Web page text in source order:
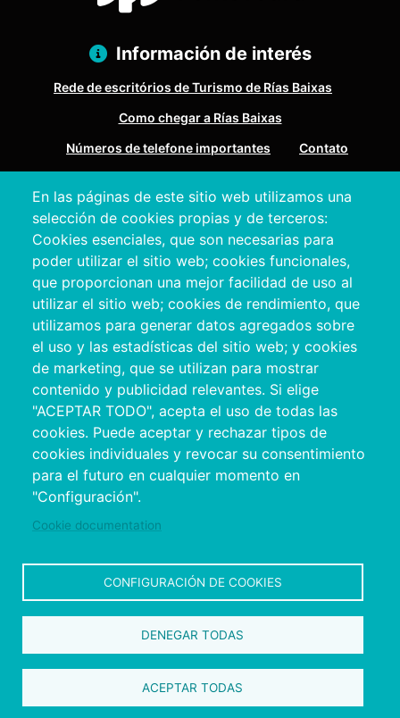
En las páginas de este sitio web utilizamos una
selección de cookies propias y de terceros:
Cookies esenciales, que son necesarias para
poder utilizar el sitio web; cookies funcionales,
que proporcionan una mejor facilidad de uso al
utilizar el sitio web; cookies de rendimiento, que
utilizamos para generar datos agregados sobre
el uso y las estadísticas del sitio web; y cookies
de marketing, que se utilizan para mostrar
contenido y publicidad relevantes. Si elige
"ACEPTAR TODO", acepta el uso de todas las
cookies. Puede aceptar y rechazar tipos de
cookies individuales y revocar su consentimiento
para el futuro en cualquier momento en
"Configuración".
Cookie documentation
CONFIGURACIÓN DE COOKIES
DENEGAR TODAS
ACEPTAR TODAS
Información de interés
Rede de escritórios de Turismo de Rías Baixas
Como chegar a Rías Baixas
Números de telefone importantes
Contato
Pazo Deputación Provincial. Avda. Montero Ríos, s/n - 36071
Pontevedra
+34 986 804 100 | +34 986 804 124
Copyright © 2026. Conselho Provincial de
Pontevedra.
Todos os direitos reservados